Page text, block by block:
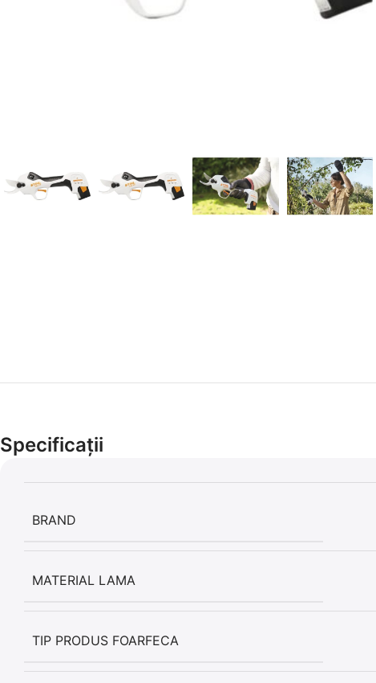
Specificații
BRAND
MATERIAL LAMA
TIP PRODUS FOARFECA